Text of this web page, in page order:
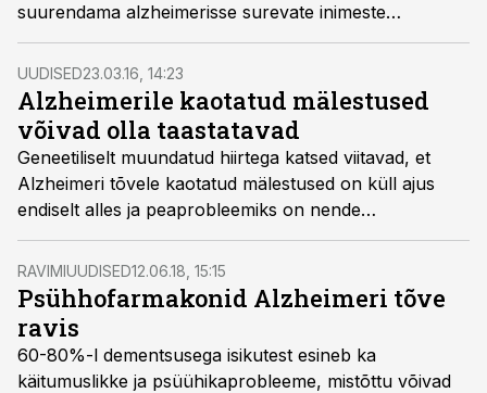
suurendama alzheimerisse surevate inimeste
statistikat, sest juba praegu on see surma põhjuste
seas kuuendal kohal, vahendab Bloomberg.
UUDISED23.03.16, 14:23
Alzheimerile kaotatud mälestused
võivad olla taastatavad
Geneetiliselt muundatud hiirtega katsed viitavad, et
Alzheimeri tõvele kaotatud mälestused on küll ajus
endiselt alles ja peaprobleemiks on nende
meenutamine.
RAVIMIUUDISED12.06.18, 15:15
Psühhofarmakonid Alzheimeri tõve
ravis
60-80%-l dementsusega isikutest esineb ka
käitumuslikke ja psüühikaprobleeme, mistõttu võivad